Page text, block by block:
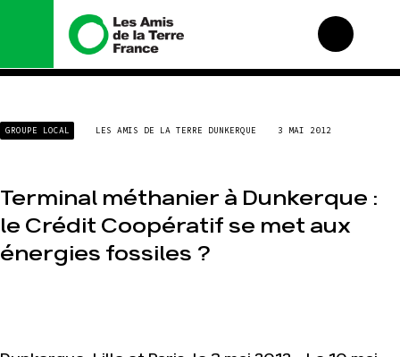
Nous connaître
Histoire
Missions et méthodes
Valeurs
Équipes et
fonctionnement
grand enfumage
Mode : une tendance
destructrice
GROUPE LOCAL LES AMIS DE LA TERRE DUNKERQUE 3 MAI 2012
Terminal méthanier à Dunkerque :
le Crédit Coopératif se met aux
énergies fossiles ?